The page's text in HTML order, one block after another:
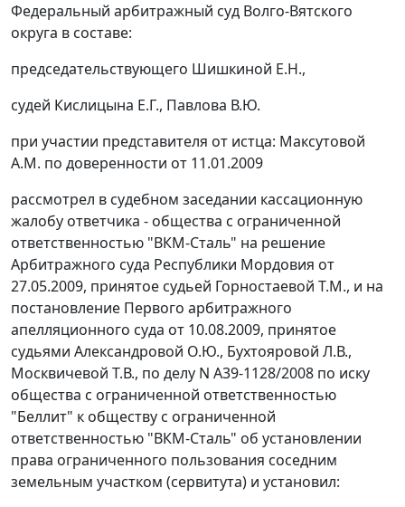
Федеральный арбитражный суд Волго-Вятского
округа в составе:
председательствующего Шишкиной Е.Н.,
судей Кислицына Е.Г., Павлова В.Ю.
при участии представителя от истца: Максутовой
А.М. по доверенности от 11.01.2009
рассмотрел в судебном заседании кассационную
жалобу ответчика - общества с ограниченной
ответственностью "ВКМ-Сталь" на решение
Арбитражного суда Республики Мордовия от
27.05.2009, принятое судьей Горностаевой Т.М., и на
постановление Первого арбитражного
апелляционного суда от 10.08.2009, принятое
судьями Александровой О.Ю., Бухтояровой Л.В.,
Москвичевой Т.В., по делу N А39-1128/2008 по иску
общества с ограниченной ответственностью
"Беллит" к обществу с ограниченной
ответственностью "ВКМ-Сталь" об установлении
права ограниченного пользования соседним
земельным участком (сервитута) и установил: